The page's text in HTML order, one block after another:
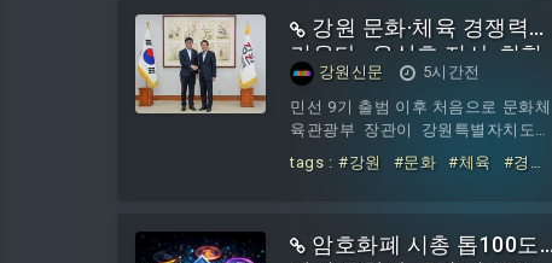
강원 문화·체육 경쟁력
키운다…우상호 지사-최휘
영 장관 정책 공조 첫걸음
강원신문
5시간전
민선 9기 출범 이후 처음으로 문화체
육관광부 장관이 강원특별자치도를
찾았다. 강원의 문화·체육 경쟁력을
국가 성장동력으로 연결하기 위한 중
별자치도지사는 지난 7일, 도청 통상
tags : #강원 #문화 #체육
#경쟁
암호화폐 시총 톱100도